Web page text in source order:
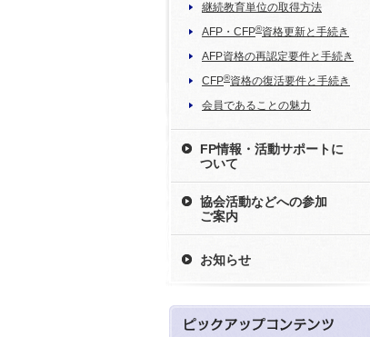
継続教育単位の取得方法
AFP・CFP®資格更新と手続き
AFP資格の再認定要件と手続き
CFP®資格の復活要件と手続き
会員であることの魅力
FP情報・活動サポートに
ついて
協会活動などへの参加
ご案内
お知らせ